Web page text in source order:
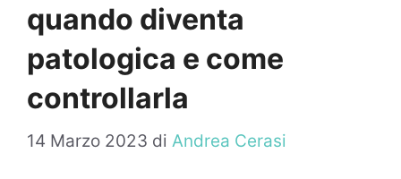
quando diventa
patologica e come
controllarla
14 Marzo 2023 di Andrea Cerasi